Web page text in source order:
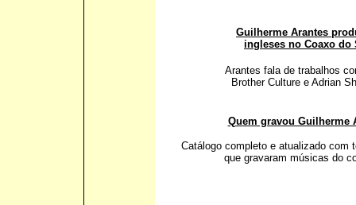
Guilherme Arantes
ingleses no Coaxo do
Arantes fala de trabalhos
Brother Culture e Adrian
Quem gravou Guilherme
Catálogo completo e atualizado com
que gravaram músicas do